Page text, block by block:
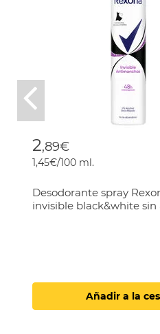
2,89€
1,45€/100 ml.
Desodorante spray
invisible black&white sin
Añadir a la
Previous